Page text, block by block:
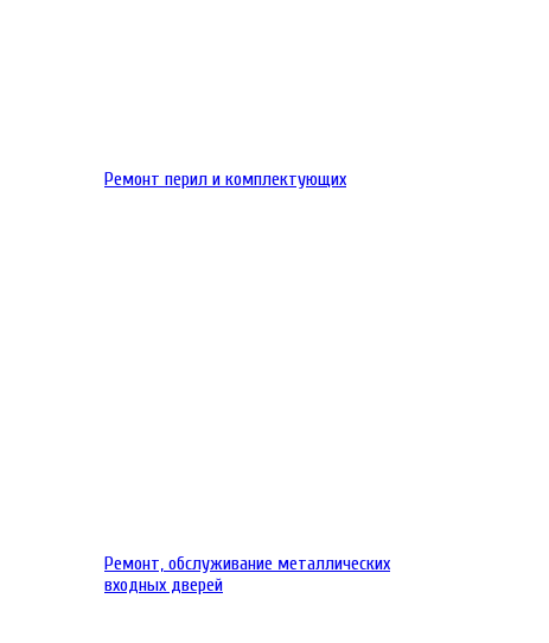
Ремонт перил и комплектующих
Ремонт, обслуживание металлических
входных дверей